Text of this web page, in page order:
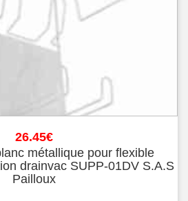
26.45€
métallique pour flexible
drainvac SUPP-01DV S.A.S
Pailloux